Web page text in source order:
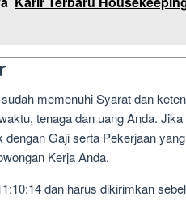
memenuhi Syarat dan
tenaga dan uang Anda.
Gaji serta Pekerjaan
Kerja Anda.
dan harus dikirimkan